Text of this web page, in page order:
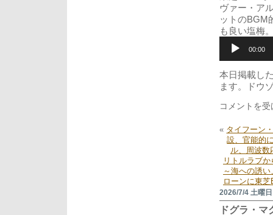
ヴァー・ア
ットのBGM
も良い塩梅
プ
レ
ー
ヤ
00:00
本日掲載し
ます。ドウ
リ
か
ら
チ
ャ
コ
ー
コメントを
« タイフーン
設、官能的
ル、周波
リトルラブ
～海への誘
ローンに東
2026/7/4 土曜日
ドグラ・